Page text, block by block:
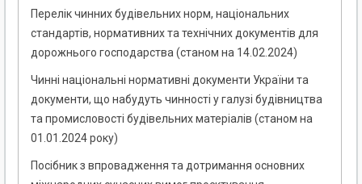
Перелік чинних будівельних норм, національних
стандартів, нормативних та технічних документів для
дорожнього господарства (станом на 14.02.2024)
Чинні національні нормативні документи України та
документи, що набудуть чинності у галузі будівництва
та промисловості будівельних матеріалів (станом на
01.01.2024 року)
Посібник з впровадження та дотримання основних